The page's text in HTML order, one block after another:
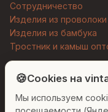
Сотрудничество
Изделия из проволоки
Изделия из бамбука
Тростник и камыш
© 2026 Vintajj. Все права
Договор оферты
🍪Cookies на
Мы используем
Людмила
Привет! Я Людмила,
консультант по